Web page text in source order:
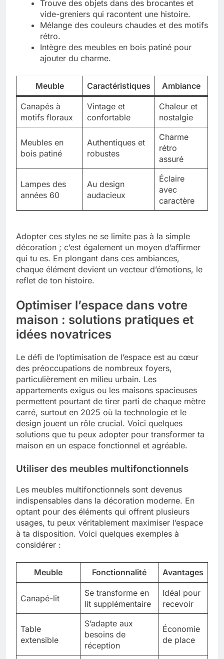
Trouve des objets dans des brocantes et
vide-greniers qui racontent une histoire.
Mélange des couleurs chaudes et des motifs
rétro.
Intègre des meubles en bois patiné pour
ajouter du charme.
Meuble Caractéristiques Ambiance
Canapés à
motifs floraux
Vintage et
confortable
Chaleur et
nostalgie
Meubles en
bois patiné
Authentiques et
robustes
Charme
rétro
assuré
Lampes des
années 60
Au design
audacieux
Éclaire
avec
caractère
Adopter ces styles ne se limite pas à la simple
décoration ; c’est également un moyen d’affirmer
qui tu es. En plongant dans ces ambiances,
chaque élément devient un vecteur d’émotions, le
reflet de ton histoire.
Optimiser l’espace dans votre
maison : solutions pratiques et
idées novatrices
Le défi de l’optimisation de l’espace est au cœur
des préoccupations de nombreux foyers,
particulièrement en milieu urbain. Les
appartements exigus ou les maisons spacieuses
permettent pourtant de tirer parti de chaque mètre
carré, surtout en 2025 où la technologie et le
design jouent un rôle crucial. Voici quelques
solutions que tu peux adopter pour transformer ta
maison en un espace fonctionnel et agréable.
Utiliser des meubles multifonctionnels
Les meubles multifonctionnels sont devenus
indispensables dans la décoration moderne. En
optant pour des éléments qui offrent plusieurs
usages, tu peux véritablement maximiser l’espace
à ta disposition. Voici quelques exemples à
considérer :
Meuble Fonctionnalité Avantages
Canapé-lit
Se transforme en
lit supplémentaire
Idéal pour
recevoir
Table
extensible
S’adapte aux
besoins de
réception
Économie
de place